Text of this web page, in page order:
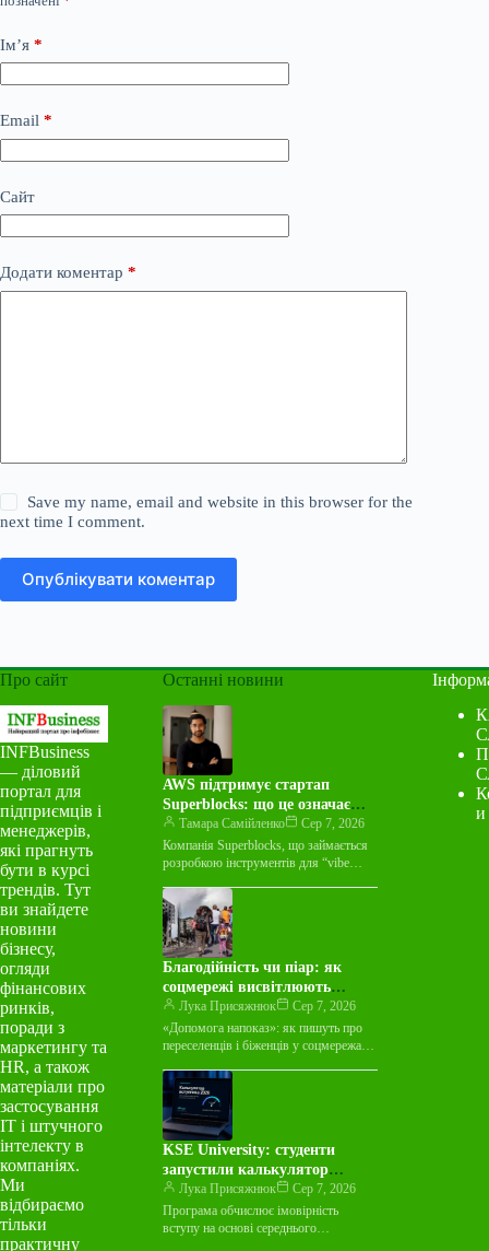
Ім’я *
Email *
Сайт
Додати коментар *
Save my name, email and website in this browser for the
next time I comment.
Опублікувати коментар
Про сайт
INFBusiness
— діловий
портал для
підприємців і
менеджерів,
які прагнуть
бути в курсі
трендів. Тут
ви знайдете
новини
бізнесу,
огляди
фінансових
ринків,
поради з
маркетингу та
HR, а також
матеріали про
застосування
ІТ і штучного
інтелекту в
компаніях.
Ми
відбираємо
тільки
практичну
Останні новини
AWS підтримує стартап
Superblocks: що це означає
для індустрії
Тамара Самійленко
Сер 7, 2026
Компанія Superblocks, що займається
розробкою інструментів для “vibe
угоду про спільний маркетинг із
Amazon Web Services…
Благодійність чи піар: як
соцмережі висвітлюють
допомогу біженцям
Лука Присяжнюк
Сер 7, 2026
«Допомога напоказ»: як пишуть про
переселенців і біженців у соцмережах
фейсбуці й телеграмі за…
KSE University: студенти
запустили калькулятор
шансів на вступ 2026
Лука Присяжнюк
Сер 7, 2026
Програма обчислює імовірність
вступу на основі середнього
и